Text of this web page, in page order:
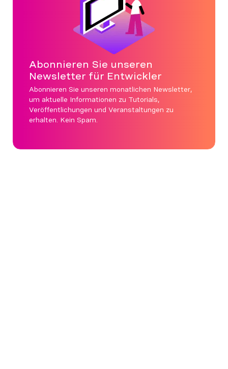
Abonnieren Sie unseren
Newsletter für Entwickler
Abonnieren Sie unseren monatlichen Newsletter,
um aktuelle Informationen zu Tutorials,
Veröffentlichungen und Veranstaltungen zu
erhalten. Kein Spam.